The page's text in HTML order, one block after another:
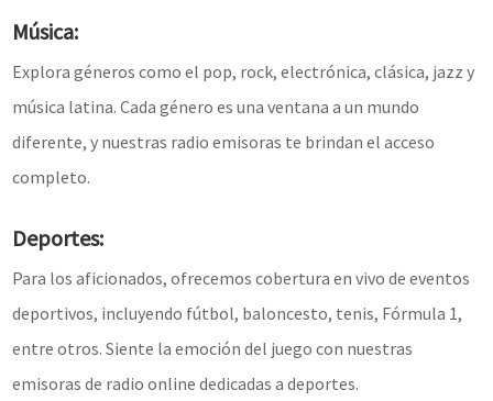
Música:
Explora géneros como el pop, rock, electrónica, clásica, jazz y
música latina. Cada género es una ventana a un mundo
diferente, y nuestras radio emisoras te brindan el acceso
completo.
Deportes:
Para los aficionados, ofrecemos cobertura en vivo de eventos
deportivos, incluyendo fútbol, baloncesto, tenis, Fórmula 1,
entre otros. Siente la emoción del juego con nuestras
emisoras de radio online dedicadas a deportes.